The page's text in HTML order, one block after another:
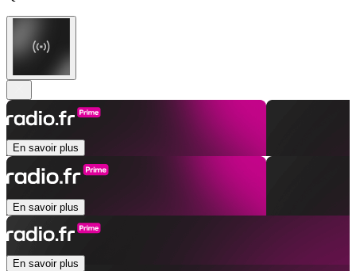
En savoir plus
En savoir plus
En savoir plus